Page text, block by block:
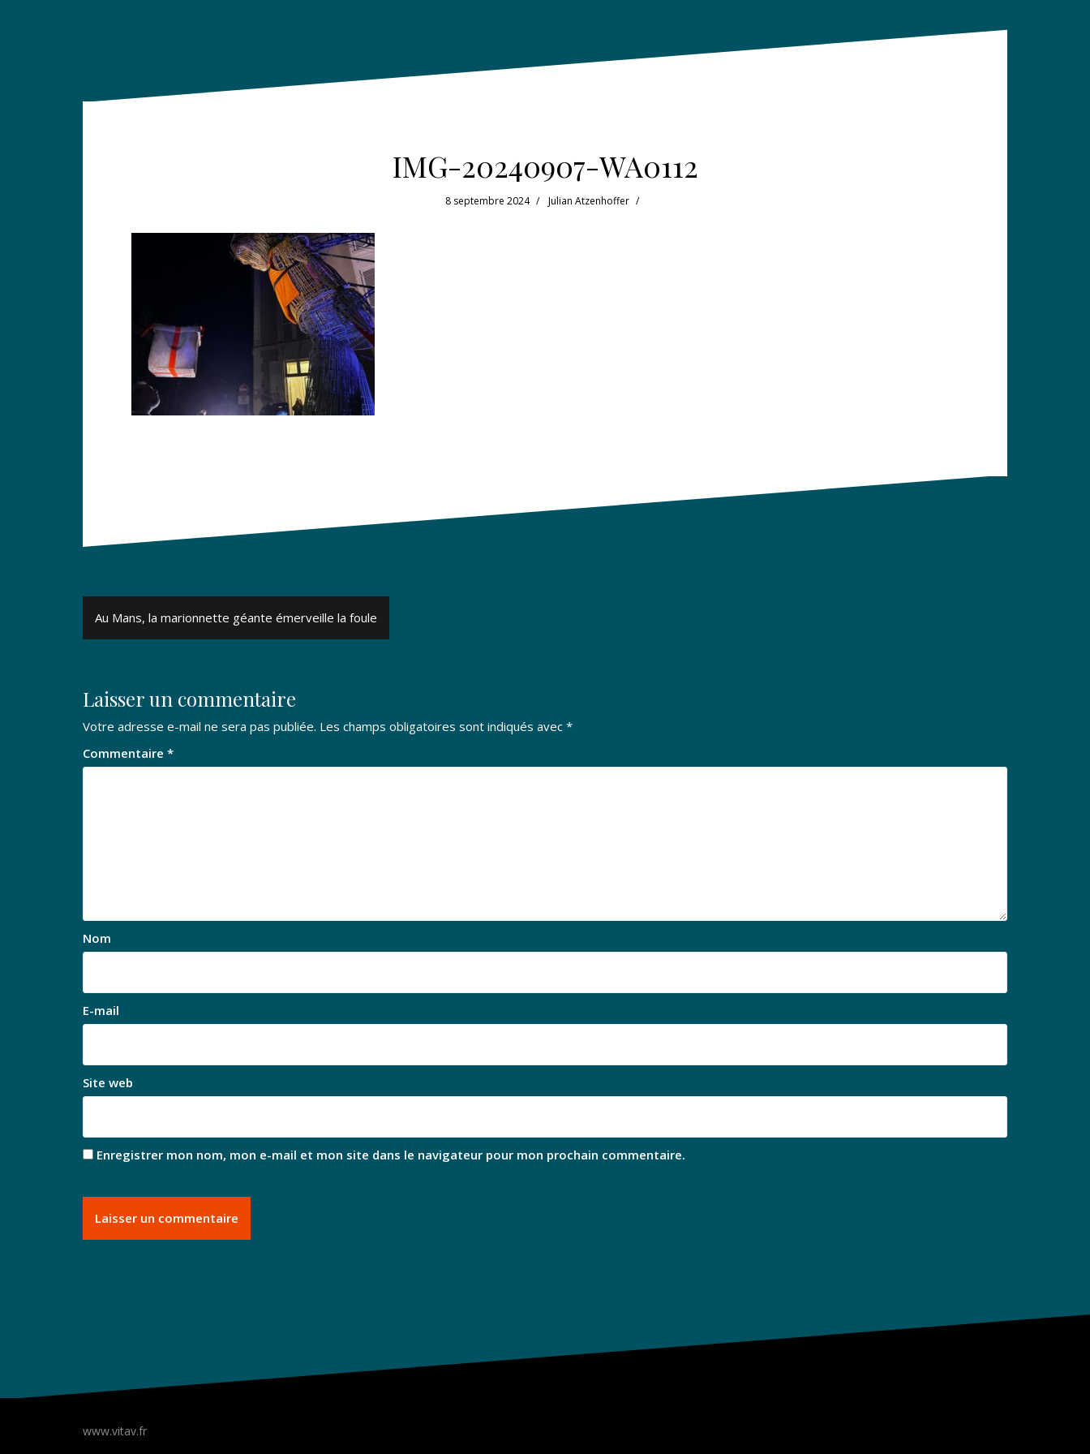
IMG-20240907-WA0112
8 septembre 2024 Julian Atzenhoffer
Navigation
de
Au Mans, la marionnette géante émerveille la foule
Laisser un commentaire
Votre adresse e-mail ne sera pas publiée. Les champs obligatoires sont indiqués avec *
Commentaire *
Nom
E-mail
Site web
Enregistrer mon nom, mon e-mail et mon site dans le navigateur pour mon prochain commentaire.
www.vitav.fr